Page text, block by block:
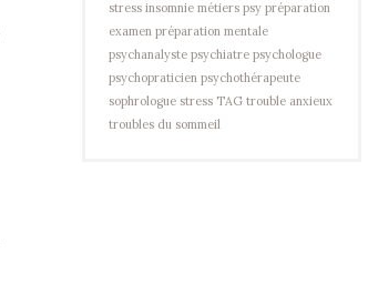
stress insomnie métiers psy préparation
examen préparation mentale
psychanalyste psychiatre psychologue
psychopraticien psychothérapeute
sophrologue stress TAG trouble anxieux
troubles du sommeil